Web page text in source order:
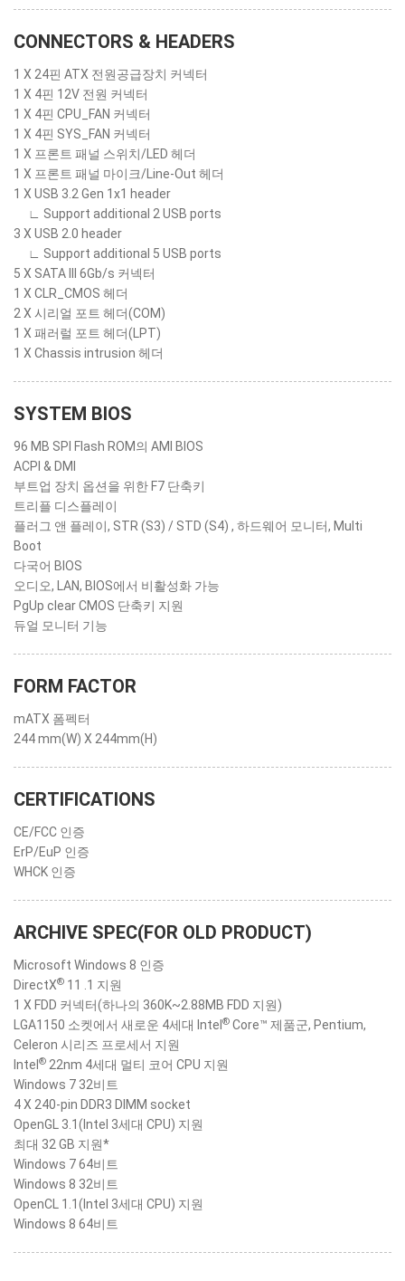
CONNECTORS & HEADERS
1 X 24핀 ATX 전원공급장치 커넥터
1 X 4핀 12V 전원 커넥터
1 X 4핀 CPU_FAN 커넥터
1 X 4핀 SYS_FAN 커넥터
1 X 프론트 패널 스위치/LED 헤더
1 X 프론트 패널 마이크/Line-Out 헤더
1 X USB 3.2 Gen 1x1 header
∟ Support additional 2 USB ports
3 X USB 2.0 header
∟ Support additional 5 USB ports
5 X SATA III 6Gb/s 커넥터
1 X CLR_CMOS 헤더
2 X 시리얼 포트 헤더(COM)
1 X 패러럴 포트 헤더(LPT)
1 X Chassis intrusion 헤더
SYSTEM BIOS
96 MB SPI Flash ROM의 AMI BIOS
ACPI & DMI
부트업 장치 옵션을 위한 F7 단축키
트리플 디스플레이
플러그 앤 플레이, STR (S3) / STD (S4) , 하드웨어 모니터, Multi
Boot
다국어 BIOS
오디오, LAN, BIOS에서 비활성화 가능
PgUp clear CMOS 단축키 지원
듀얼 모니터 기능
FORM FACTOR
mATX 폼펙터
244 mm(W) X 244mm(H)
CERTIFICATIONS
CE/FCC 인증
ErP/EuP 인증
WHCK 인증
ARCHIVE SPEC(FOR OLD PRODUCT)
Microsoft Windows 8 인증
DirectX® 11 .1 지원
1 X FDD 커넥터(하나의 360K~2.88MB FDD 지원)
LGA1150 소켓에서 새로운 4세대 Intel ® Core™ 제품군, Pentium,
Celeron 시리즈 프로세서 지원
Intel ® 22nm 4세대 멀티 코어 CPU 지원
Windows 7 32비트
4 X 240-pin DDR3 DIMM socket
OpenGL 3.1(Intel 3세대 CPU) 지원
최대 32 GB 지원*
Windows 7 64비트
Windows 8 32비트
OpenCL 1.1(Intel 3세대 CPU) 지원
Windows 8 64비트